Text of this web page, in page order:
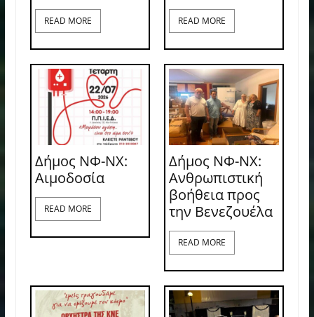
READ MORE READ MORE
Δήμος ΝΦ-ΝΧ:
Aιμοδοσία
READ MORE
Δήμος ΝΦ-ΝΧ:
Ανθρωπιστική
βοήθεια προς
την Βενεζουέλα
READ MORE